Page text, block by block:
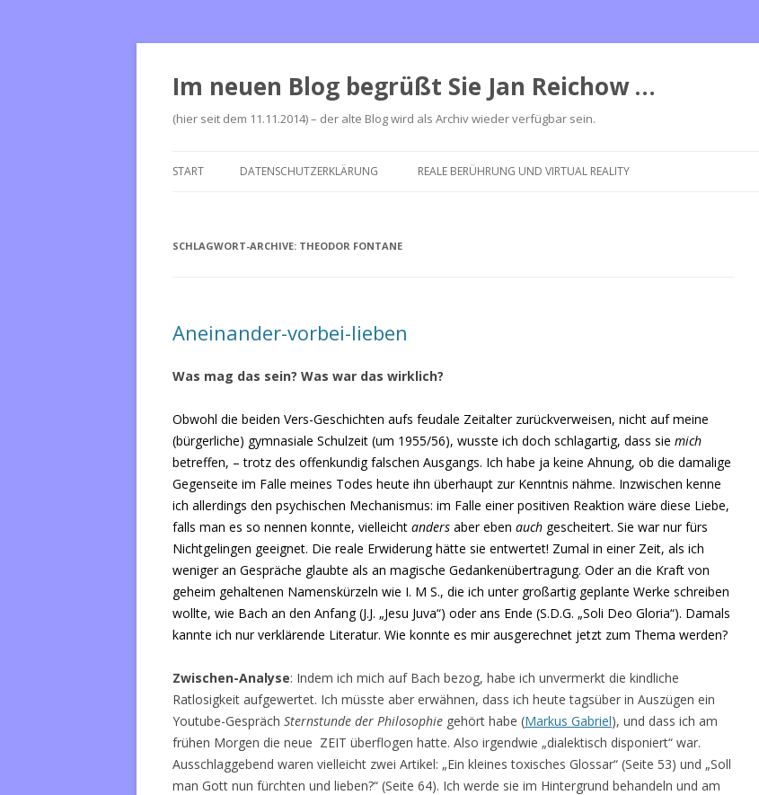
Im neuen Blog begrüßt Sie Jan Reichow …
(hier seit dem 11.11.2014) – der alte Blog wird als Archiv wieder verfügbar sein.
Inhalt
START DATENSCHUTZERKLÄRUNG REALE BERÜHRUNG UND VIRTUAL REALITY
SCHLAGWORT-ARCHIVE: THEODOR FONTANE
Aneinander-vorbei-lieben
Was mag das sein? Was war das wirklich?
Obwohl die beiden Vers-Geschichten aufs feudale Zeitalter zurückverweisen, nicht auf meine
(bürgerliche) gymnasiale Schulzeit (um 1955/56), wusste ich doch schlagartig, dass sie mich
betreffen, – trotz des offenkundig falschen Ausgangs. Ich habe ja keine Ahnung, ob die damalige
Gegenseite im Falle meines Todes heute ihn überhaupt zur Kenntnis nähme. Inzwischen kenne
ich allerdings den psychischen Mechanismus: im Falle einer positiven Reaktion wäre diese Liebe,
falls man es so nennen konnte, vielleicht anders aber eben auch gescheitert. Sie war nur fürs
Nichtgelingen geeignet. Die reale Erwiderung hätte sie entwertet! Zumal in einer Zeit, als ich
weniger an Gespräche glaubte als an magische Gedankenübertragung. Oder an die Kraft von
geheim gehaltenen Namenskürzeln wie I. M S., die ich unter großartiggeplante Werke schreiben
wollte, wie Bach an den Anfang (J.J. „Jesu Juva“) oder ans Ende (S.D.G. „Soli Deo Gloria“). Damals
kannte ich nur verklärende Literatur. Wie konnte es mir ausgerechnet jetzt zum Thema werden?
Zwischen-Analyse: Indem ich mich auf Bach bezog, habe ich unvermerkt die kindliche
Ratlosigkeit aufgewertet. Ich müsste aber erwähnen, dass ich heute tagsüber in Auszügen ein
Youtube-Gespräch Sternstunde der Philosophie gehört habe (Markus Gabriel), und dass ich am
frühen Morgen die neue ZEIT überflogen hatte. Also irgendwie „dialektisch disponiert“ war.
Ausschlaggebend waren vielleicht zwei Artikel: „Ein kleines toxisches Glossar“ (Seite 53) und „Soll
man Gott nun fürchten und lieben?“ (Seite 64). Ich werde sie im Hintergrund behandeln und am